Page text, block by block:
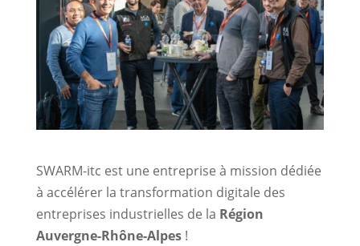
SWARM-itc est une entreprise à mission dédiée
à accélérer la transformation digitale des
entreprises industrielles de la Région
Auvergne-Rhône-Alpes!